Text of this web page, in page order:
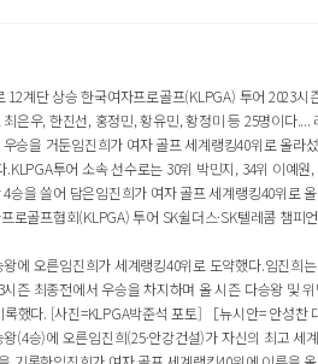
계단 상승 한국여자프로골프(KLPGA) 투어 2023
은우, 한진선, 홍정민, 황유민, 황정미 등 25명이다
승을 거둔임진희가 여자 골프 세계랭킹40위로 올
투어 소속 선수로는 30위 박민지, 34위 이예
승을 쓸어 담은임진희가 여자 골프 세계랭킹40위로
로골프협회(KLPGA) 투어 SK쉴더스·SK텔레콤 챔
에 오른임진희가 세계랭킹40위로 도약했다.임진
즌 최종전에서 우승을 차지하며 올 시즌 다승왕 및
했다. [사진=KLPGA박준석 포토] ［뉴시안= 안성
(4승)에 오른임진희(25·안강건설)가 자신의 최고